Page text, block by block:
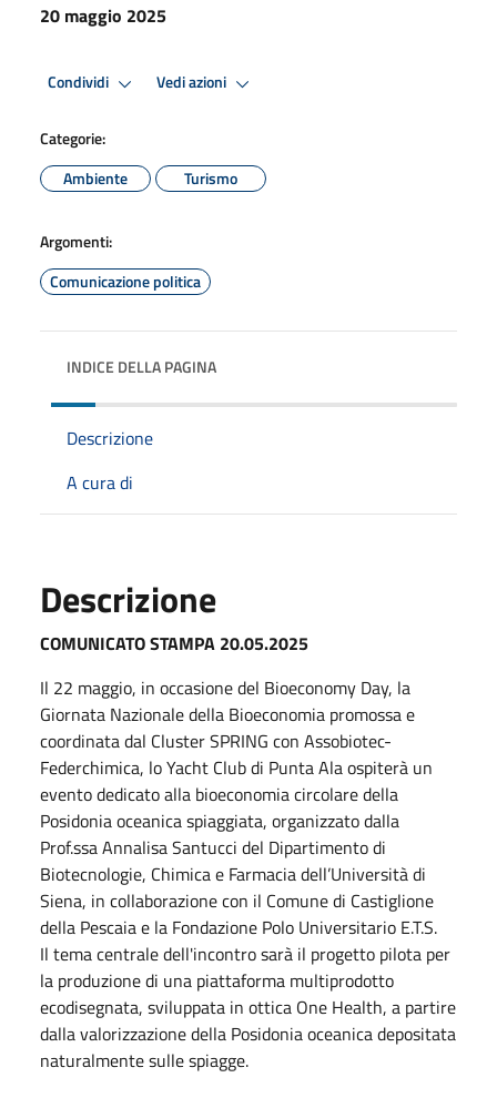
20 maggio 2025
Condividi Vedi azioni
Categorie:
Ambiente
Turismo
Argomenti:
Comunicazione politica
INDICE DELLA PAGINA
Descrizione
A cura di
Descrizione
COMUNICATO STAMPA 20.05.2025
Il 22 maggio, in occasione del Bioeconomy Day, la
Giornata Nazionale della Bioeconomia promossa e
coordinata dal Cluster SPRING con Assobiotec-
Federchimica, lo Yacht Club di Punta Ala ospiterà un
evento dedicato alla bioeconomia circolare della
Posidonia oceanica spiaggiata, organizzato dalla
Prof.ssa Annalisa Santucci del Dipartimento di
Biotecnologie, Chimica e Farmacia dell’Università di
Siena, in collaborazione con il Comune di Castiglione
della Pescaia e la Fondazione Polo Universitario E.T.S.
Il tema centrale dell'incontro sarà il progetto pilota per
la produzione di una piattaforma multiprodotto
ecodisegnata, sviluppata in ottica One Health, a partire
dalla valorizzazione della Posidonia oceanica depositata
naturalmente sulle spiagge.